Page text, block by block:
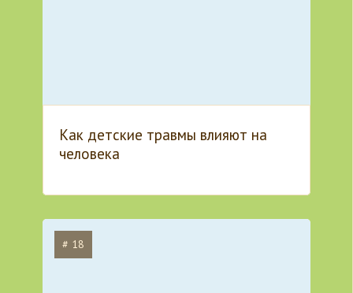
Как детские травмы влияют на
человека
# 18